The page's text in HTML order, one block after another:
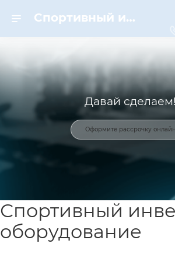
Спортивный инвентарь и оборудование для спорта в Москве | Dynamic-Sport
Давай сделаем!
Оформите рассрочку онлайн
Спортивный
оборудование